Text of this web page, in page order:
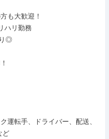
も大歓迎！
ハリ勤務
◎
運転手、ドライバー、配送、
ど